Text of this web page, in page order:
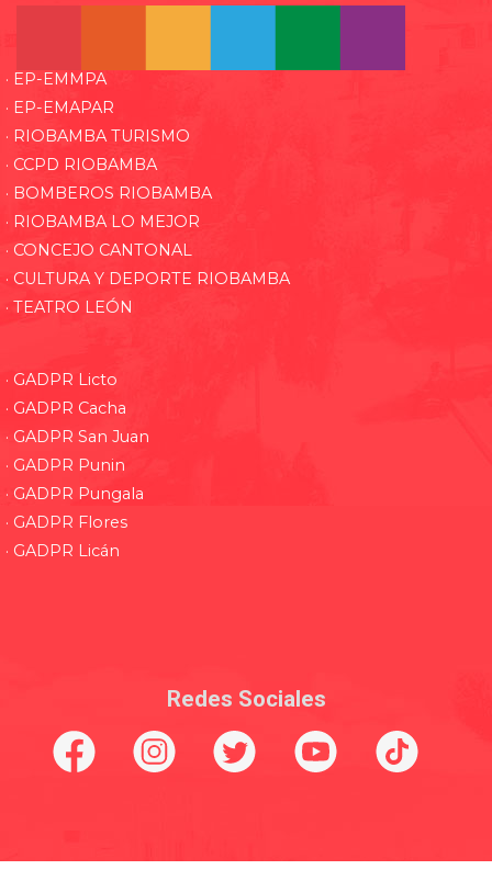
· EP-EMMPA
· EP-EMAPAR
· RIOBAMBA TURISMO
· CCPD RIOBAMBA
· BOMBEROS RIOBAMBA
· RIOBAMBA LO MEJOR
· CONCEJO CANTONAL
· CULTURA Y DEPORTE RIOBAMBA
· TEATRO LEÓN
· GADPR Licto
· GADPR Cacha
· GADPR San Juan
· GADPR Punin
· GADPR Pungala
· GADPR Flores
· GADPR Licán
Redes Sociales